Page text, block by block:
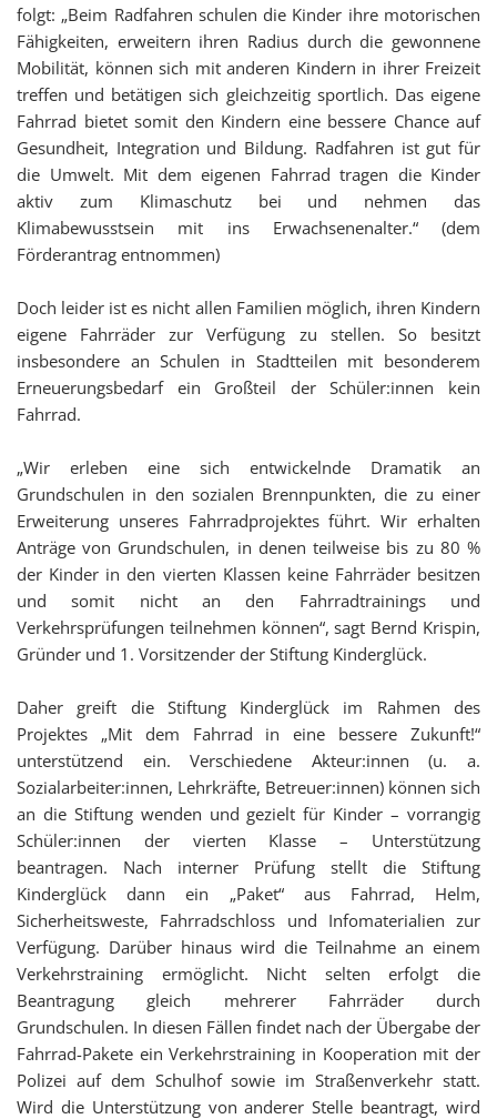
folgt: „Beim Radfahren schulen die Kinder ihre motorischen
Fähigkeiten, erweitern ihren Radius durch die gewonnene
Mobilität, können sich mit anderen Kindern in ihrer Freizeit
treffen und betätigen sich gleichzeitig sportlich. Das eigene
Fahrrad bietet somit den Kindern eine bessere Chance auf
Gesundheit, Integration und Bildung. Radfahren ist gut für
die Umwelt. Mit dem eigenen Fahrrad tragen die Kinder
aktiv zum Klimaschutz bei und nehmen das
Klimabewusstsein mit ins Erwachsenenalter.“ (dem
Förderantrag entnommen)
Doch leider ist es nicht allen Familien möglich, ihren Kindern
eigene Fahrräder zur Verfügung zu stellen. So besitzt
insbesondere an Schulen in Stadtteilen mit besonderem
Erneuerungsbedarf ein Großteil der Schüler:innen kein
Fahrrad.
„Wir erleben eine sich entwickelnde Dramatik an
Grundschulen in den sozialen Brennpunkten, die zu einer
Erweiterung unseres Fahrradprojektes führt. Wir erhalten
Anträge von Grundschulen, in denen teilweise bis zu 80 %
der Kinder in den vierten Klassen keine Fahrräder besitzen
und somit nicht an den Fahrradtrainings und
Verkehrsprüfungen teilnehmen können“,sagt Bernd Krispin,
Gründer und 1. Vorsitzender der Stiftung Kinderglück.
Daher greift die Stiftung Kinderglück im Rahmen des
Projektes „Mit dem Fahrrad in eine bessere Zukunft!“
unterstützend ein. Verschiedene Akteur:innen (u. a.
Sozialarbeiter:innen, Lehrkräfte, Betreuer:innen) können sich
an die Stiftung wenden und gezielt für Kinder – vorrangig
Schüler:innen der vierten Klasse – Unterstützung
beantragen. Nach interner Prüfung stellt die Stiftung
Kinderglück dann ein „Paket“ aus Fahrrad, Helm,
Sicherheitsweste, Fahrradschloss und Infomaterialien zur
Verfügung. Darüber hinaus wird die Teilnahme an einem
Verkehrstraining ermöglicht. Nicht selten erfolgt die
Beantragung gleich mehrerer Fahrräder durch
Grundschulen. In diesen Fällen findet nach der Übergabe der
Fahrrad-Pakete ein Verkehrstraining in Kooperation mit der
Polizei auf dem Schulhof sowie im Straßenverkehr statt.
Wird die Unterstützung von anderer Stelle beantragt, wird